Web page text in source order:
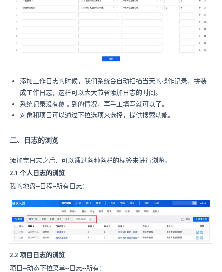
添加工作日志的时候，我们系统会自动扫描当天的操作记录，拼装
成工作日志，这样可以大大节省添加日志的时间。
系统记录没有覆盖到的情况，再手工填写就可以了。
对象和项目可以通过下拉选项来选择，提供搜索功能。
二、日志的浏览
添加完日志之后，可以通过各种各样的标签来进行浏览。
2.1 个人日志的浏览
我的地盘--日程--所有日志：
2.2 项目日志的浏览
项目--动态下拉菜单--日志--所有：